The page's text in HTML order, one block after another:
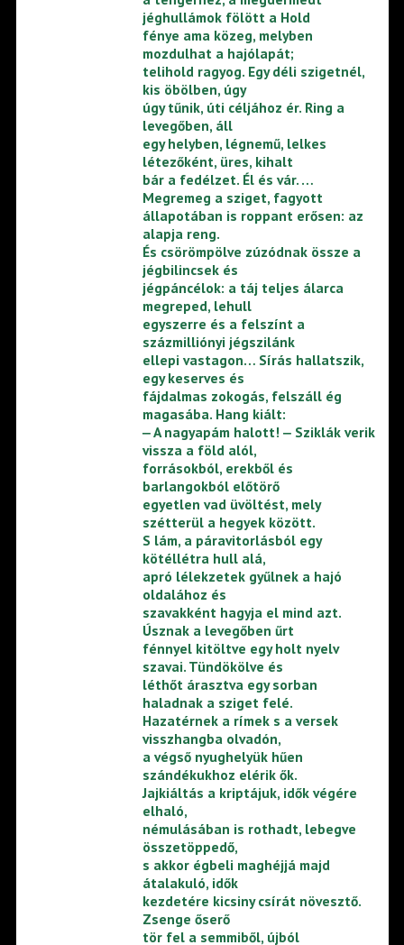
jéghullámok fölött a Hold
fénye ama közeg, melyben
mozdulhat a hajólapát;
telihold ragyog. Egy déli szigetnél,
kis öbölben, úgy
úgy tűnik, úti céljához ér. Ring a
levegőben, áll
egy helyben, légnemű, lelkes
létezőként, üres, kihalt
bár a fedélzet. Él és vár. …
Megremeg a sziget, fagyott
állapotában is roppant erősen: az
alapja reng.
És csörömpölve zúzódnak össze a
jégbilincsek és
jégpáncélok: a táj teljes álarca
megreped, lehull
egyszerre és a felszínt a
százmilliónyi jégszilánk
ellepi vastagon… Sírás hallatszik,
egy keserves és
fájdalmas zokogás, felszáll ég
magasába. Hang kiált:
‒ A nagyapám halott! ‒ Sziklák verik
vissza a föld alól,
forrásokból, erekből és
barlangokból előtörő
egyetlen vad üvöltést, mely
szétterül a hegyek között.
S lám, a páravitorlásból egy
kötéllétra hull alá,
apró lélekzetek gyűlnek a hajó
oldalához és
szavakként hagyja el mind azt.
Úsznak a levegőben űrt
fénnyel kitöltve egy holt nyelv
szavai. Tündökölve és
léthőt árasztva egy sorban
haladnak a sziget felé.
Hazatérnek a rímek s a versek
visszhangba olvadón,
a végső nyughelyük hűen
szándékukhoz elérik ők.
Jajkiáltás a kriptájuk, idők végére
elhaló,
némulásában is rothadt, lebegve
összetöppedő,
s akkor égbeli maghéjjá majd
átalakuló, idők
kezdetére kicsiny csírát növesztő.
Zsenge őserő
tör fel a semmiből, újból